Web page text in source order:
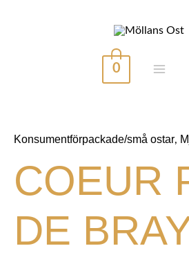
0
Konsumentförpackade/små ostar,
COEUR
DE